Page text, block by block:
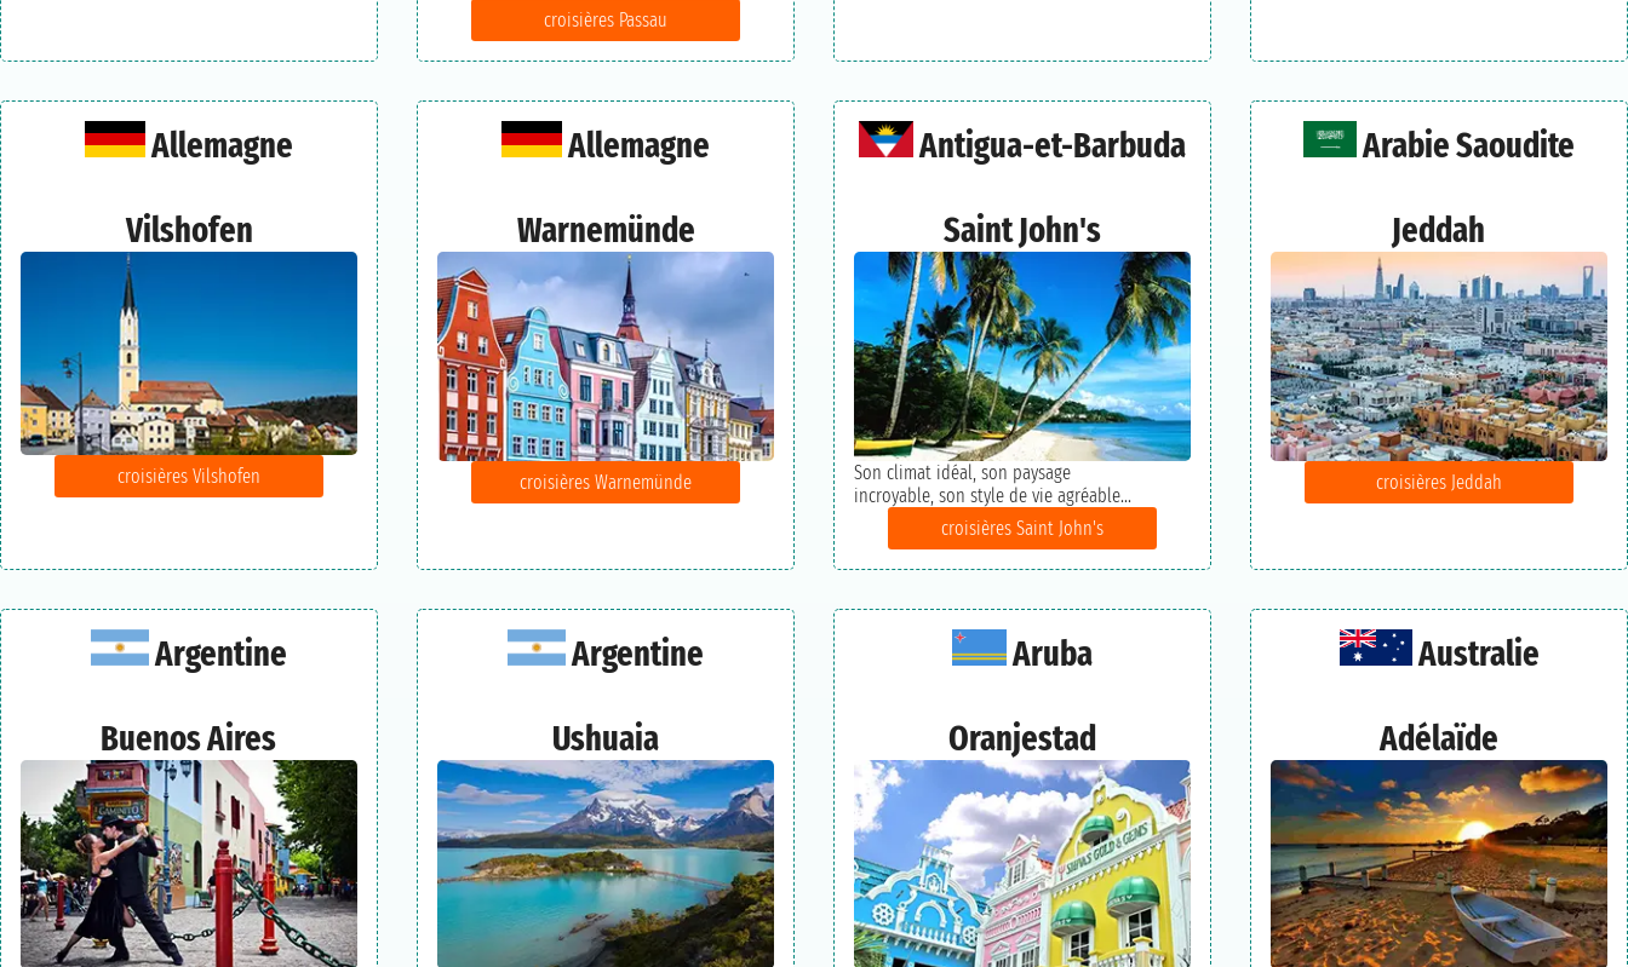
croisières Passau
Allemagne
Vilshofen
croisières Vilshofen
Allemagne
Warnemünde
croisières Warnemünde
Antigua-et-Barbuda
Saint John's
Son climat idéal, son paysage
incroyable, son style de vie agréable...
croisières Saint John's
Arabie Saoudite
Jeddah
croisières Jeddah
Argentine
Buenos Aires
Argentine
Ushuaia
Aruba
Oranjestad
Australie
Adélaïde